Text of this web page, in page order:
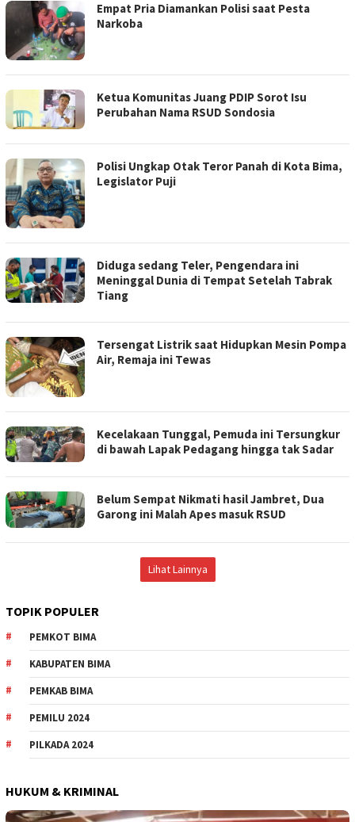
Empat Pria Diamankan Polisi saat Pesta
Narkoba
Ketua Komunitas Juang PDIP Sorot Isu
Perubahan Nama RSUD Sondosia
Polisi Ungkap Otak Teror Panah di Kota Bima,
Legislator Puji
Diduga sedang Teler, Pengendara ini
Meninggal Dunia di Tempat Setelah Tabrak
Tiang
Tersengat Listrik saat Hidupkan Mesin Pompa
Air, Remaja ini Tewas
Kecelakaan Tunggal, Pemuda ini Tersungkur
di bawah Lapak Pedagang hingga tak Sadar
Belum Sempat Nikmati hasil Jambret, Dua
Garong ini Malah Apes masuk RSUD
Lihat Lainnya
TOPIK POPULER
PEMKOT BIMA
KABUPATEN BIMA
PEMKAB BIMA
PEMILU 2024
PILKADA 2024
HUKUM & KRIMINAL